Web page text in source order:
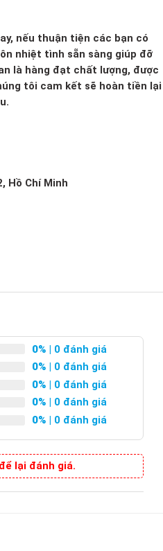
nếu thuận tiện các bạn có
nhiệt tình sẵn sàng giúp đỡ
là hàng đạt chất lượng, được
tôi cam kết sẽ hoàn tiền lại
Hồ Chí Minh
0% | 0 đánh giá
0% | 0 đánh giá
0% | 0 đánh giá
0% | 0 đánh giá
0% | 0 đánh giá
lại đánh giá.